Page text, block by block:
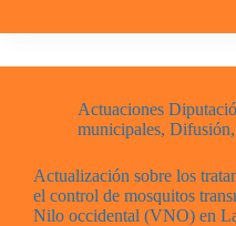
Actuaciones
municipales, Difusión,
Actualización sobre los
el control de mosquitos
Nilo occidental (VNO) en